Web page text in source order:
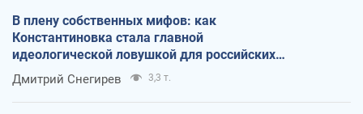
В плену собственных мифов: как
Константиновка стала главной
идеологической ловушкой для российских
оккупантов
Дмитрий Снегирев 3,3 т.